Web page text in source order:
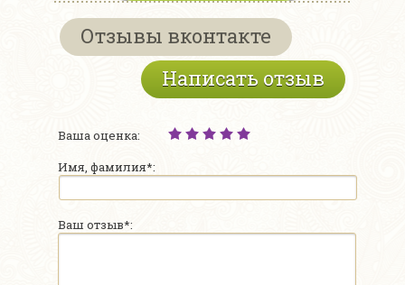
Отзывы вконтакте
Написать отзыв
Ваша оценка:
Имя, фамилия*:
Ваш отзыв*: